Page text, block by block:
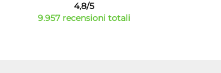
4,8/5
9.957 recensioni totali